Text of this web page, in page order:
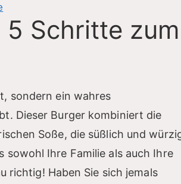
5 Schritte zum
sondern ein wahres
Dieser Burger kombiniert die
Soße, die süßlich und
sowohl Ihre Familie als auch Ihre
richtig! Haben Sie sich jemals